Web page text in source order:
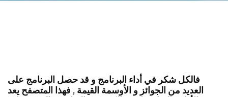
فالكل شكر في أداء البرنامج و قد حصل البرنامج على
العديد من الجوائز و الأوسمة القيمة , فهذا المتصفح يعد